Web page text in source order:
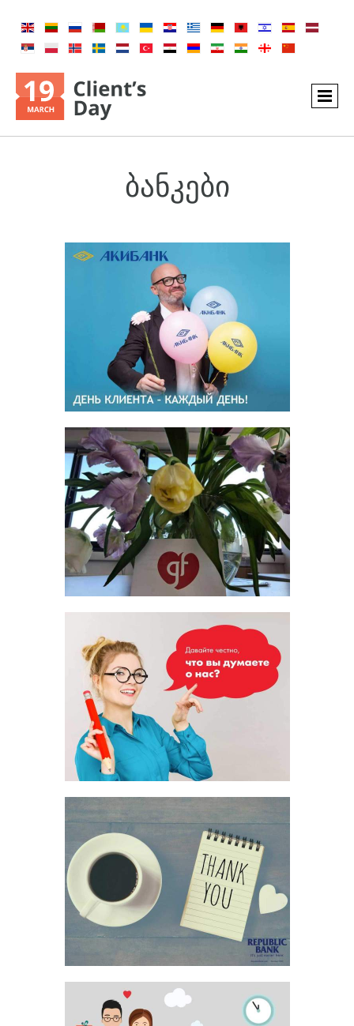
ბანკები